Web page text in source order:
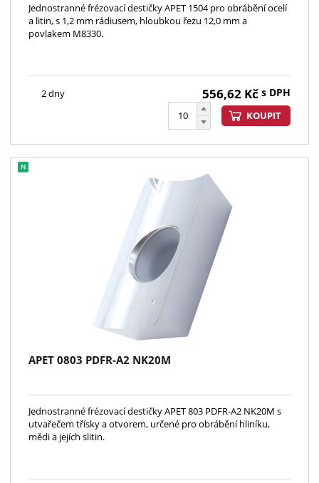
Jednostranné frézovací destičky APET 1504 pro obrábění ocelí
a litin, s 1,2 mm rádiusem, hloubkou řezu 12,0 mm a
povlakem M8330.
2 dny 556,62 Kč s DPH
KOUPIT
APET 0803 PDFR-A2 NK20M
Jednostranné frézovací destičky APET 803 PDFR-A2 NK20M s
utvařečem třísky a otvorem, určené pro obrábění hliníku,
mědi a jejích slitin.